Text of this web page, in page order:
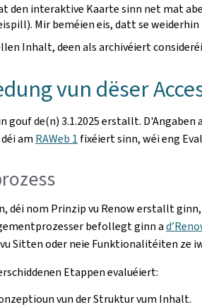
den interaktive Kaarte sinn net mat
Mir beméien eis, datt se
Inhalt, deen als archivéiert
vun dëser
gouf de(n)3.1.2025erstallt. D'Angaben
am RAWeb 1 fixéiert sinn, wéi eng
déi nom Prinzip vu Renow erstallt
befollegt ginn a
Sitten oder neie Funktionalitéiten ze
Etappen evaluéiert:
vun der Struktur vum Inhalt.